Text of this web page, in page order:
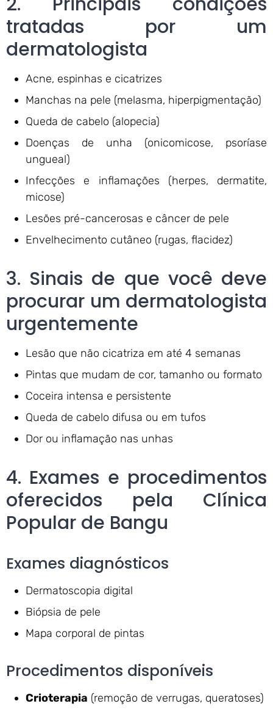
tratadas por um
dermatologista
Acne, espinhas e cicatrizes
Manchas na pele (melasma, hiperpigmentação)
Queda de cabelo (alopecia)
Doenças de unha (onicomicose, psoríase
ungueal)
Infecções e inflamações (herpes, dermatite,
micose)
Lesões pré-cancerosas e câncer de pele
Envelhecimento cutâneo (rugas, flacidez)
3. Sinais de que você deve
procurar um dermatologista
urgentemente
Lesão que não cicatriza em até 4 semanas
Pintas que mudam de cor, tamanho ou formato
Coceira intensa e persistente
Queda de cabelo difusa ou em tufos
Dor ou inflamação nas unhas
4. Exames e procedimentos
oferecidos pela Clínica
Popular de Bangu
Exames diagnósticos
Dermatoscopia digital
Biópsia de pele
Mapa corporal de pintas
Procedimentos disponíveis
Crioterapia (remoção de verrugas, queratoses)